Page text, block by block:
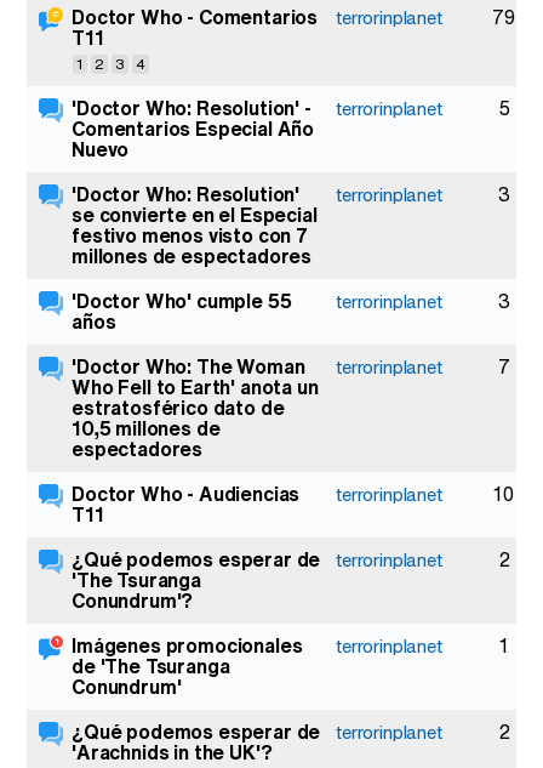
Doctor Who - Comentarios
T11
1 2 3 4
terrorinplanet 79
'Doctor Who: Resolution' -
Comentarios Especial Año
Nuevo
terrorinplanet 5
'Doctor Who: Resolution'
se convierte en el Especial
festivo menos visto con 7
millones de espectadores
terrorinplanet 3
'Doctor Who' cumple 55
años
terrorinplanet 3
'Doctor Who: The Woman
Who Fell to Earth' anota un
estratosférico dato de
10,5 millones de
espectadores
terrorinplanet 7
Doctor Who - Audiencias
T11
terrorinplanet 10
¿Qué podemos esperar de
'The Tsuranga
Conundrum'?
terrorinplanet 2
Imágenes promocionales
de 'The Tsuranga
Conundrum'
terrorinplanet 1
¿Qué podemos esperar de
'Arachnids in the UK'?
terrorinplanet 2